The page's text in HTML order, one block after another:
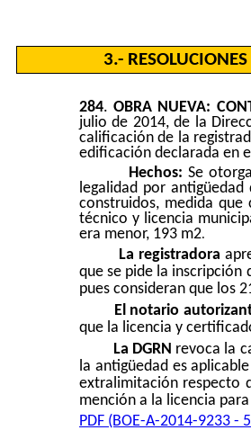
3.-
284.OBRA NUEVA:
julio de 2014,de la
calificación de la
edificación declarada en
Hechos: Se
legalidad por
construidos, medida
técnico y licencia
era menor, 193 m2.
La registradora
que se pide la inscripción
pues consideran que los
El notario
que la licencia y
La DGRN revoca la
la antigüedad es
extralimitación respecto
mención a la licencia
PDF (BOE-A-2014-9233 -